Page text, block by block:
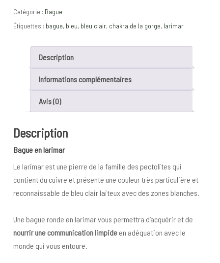
Catégorie : Bague
Étiquettes : bague, bleu, bleu clair, chakra de la gorge, larimar
Description
Informations complémentaires
Avis (0)
Description
Bague en larimar
Le larimar est une pierre de la famille des pectolites qui
contient du cuivre et présente une couleur très particulière et
reconnaissable de bleu clair laiteux avec des zones blanches.
Une bague ronde en larimar vous permettra d’acquérir et de
nourrir une communication limpideen adéquation avec le
monde qui vous entoure.